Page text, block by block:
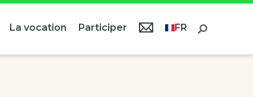
La vocation Participer FR